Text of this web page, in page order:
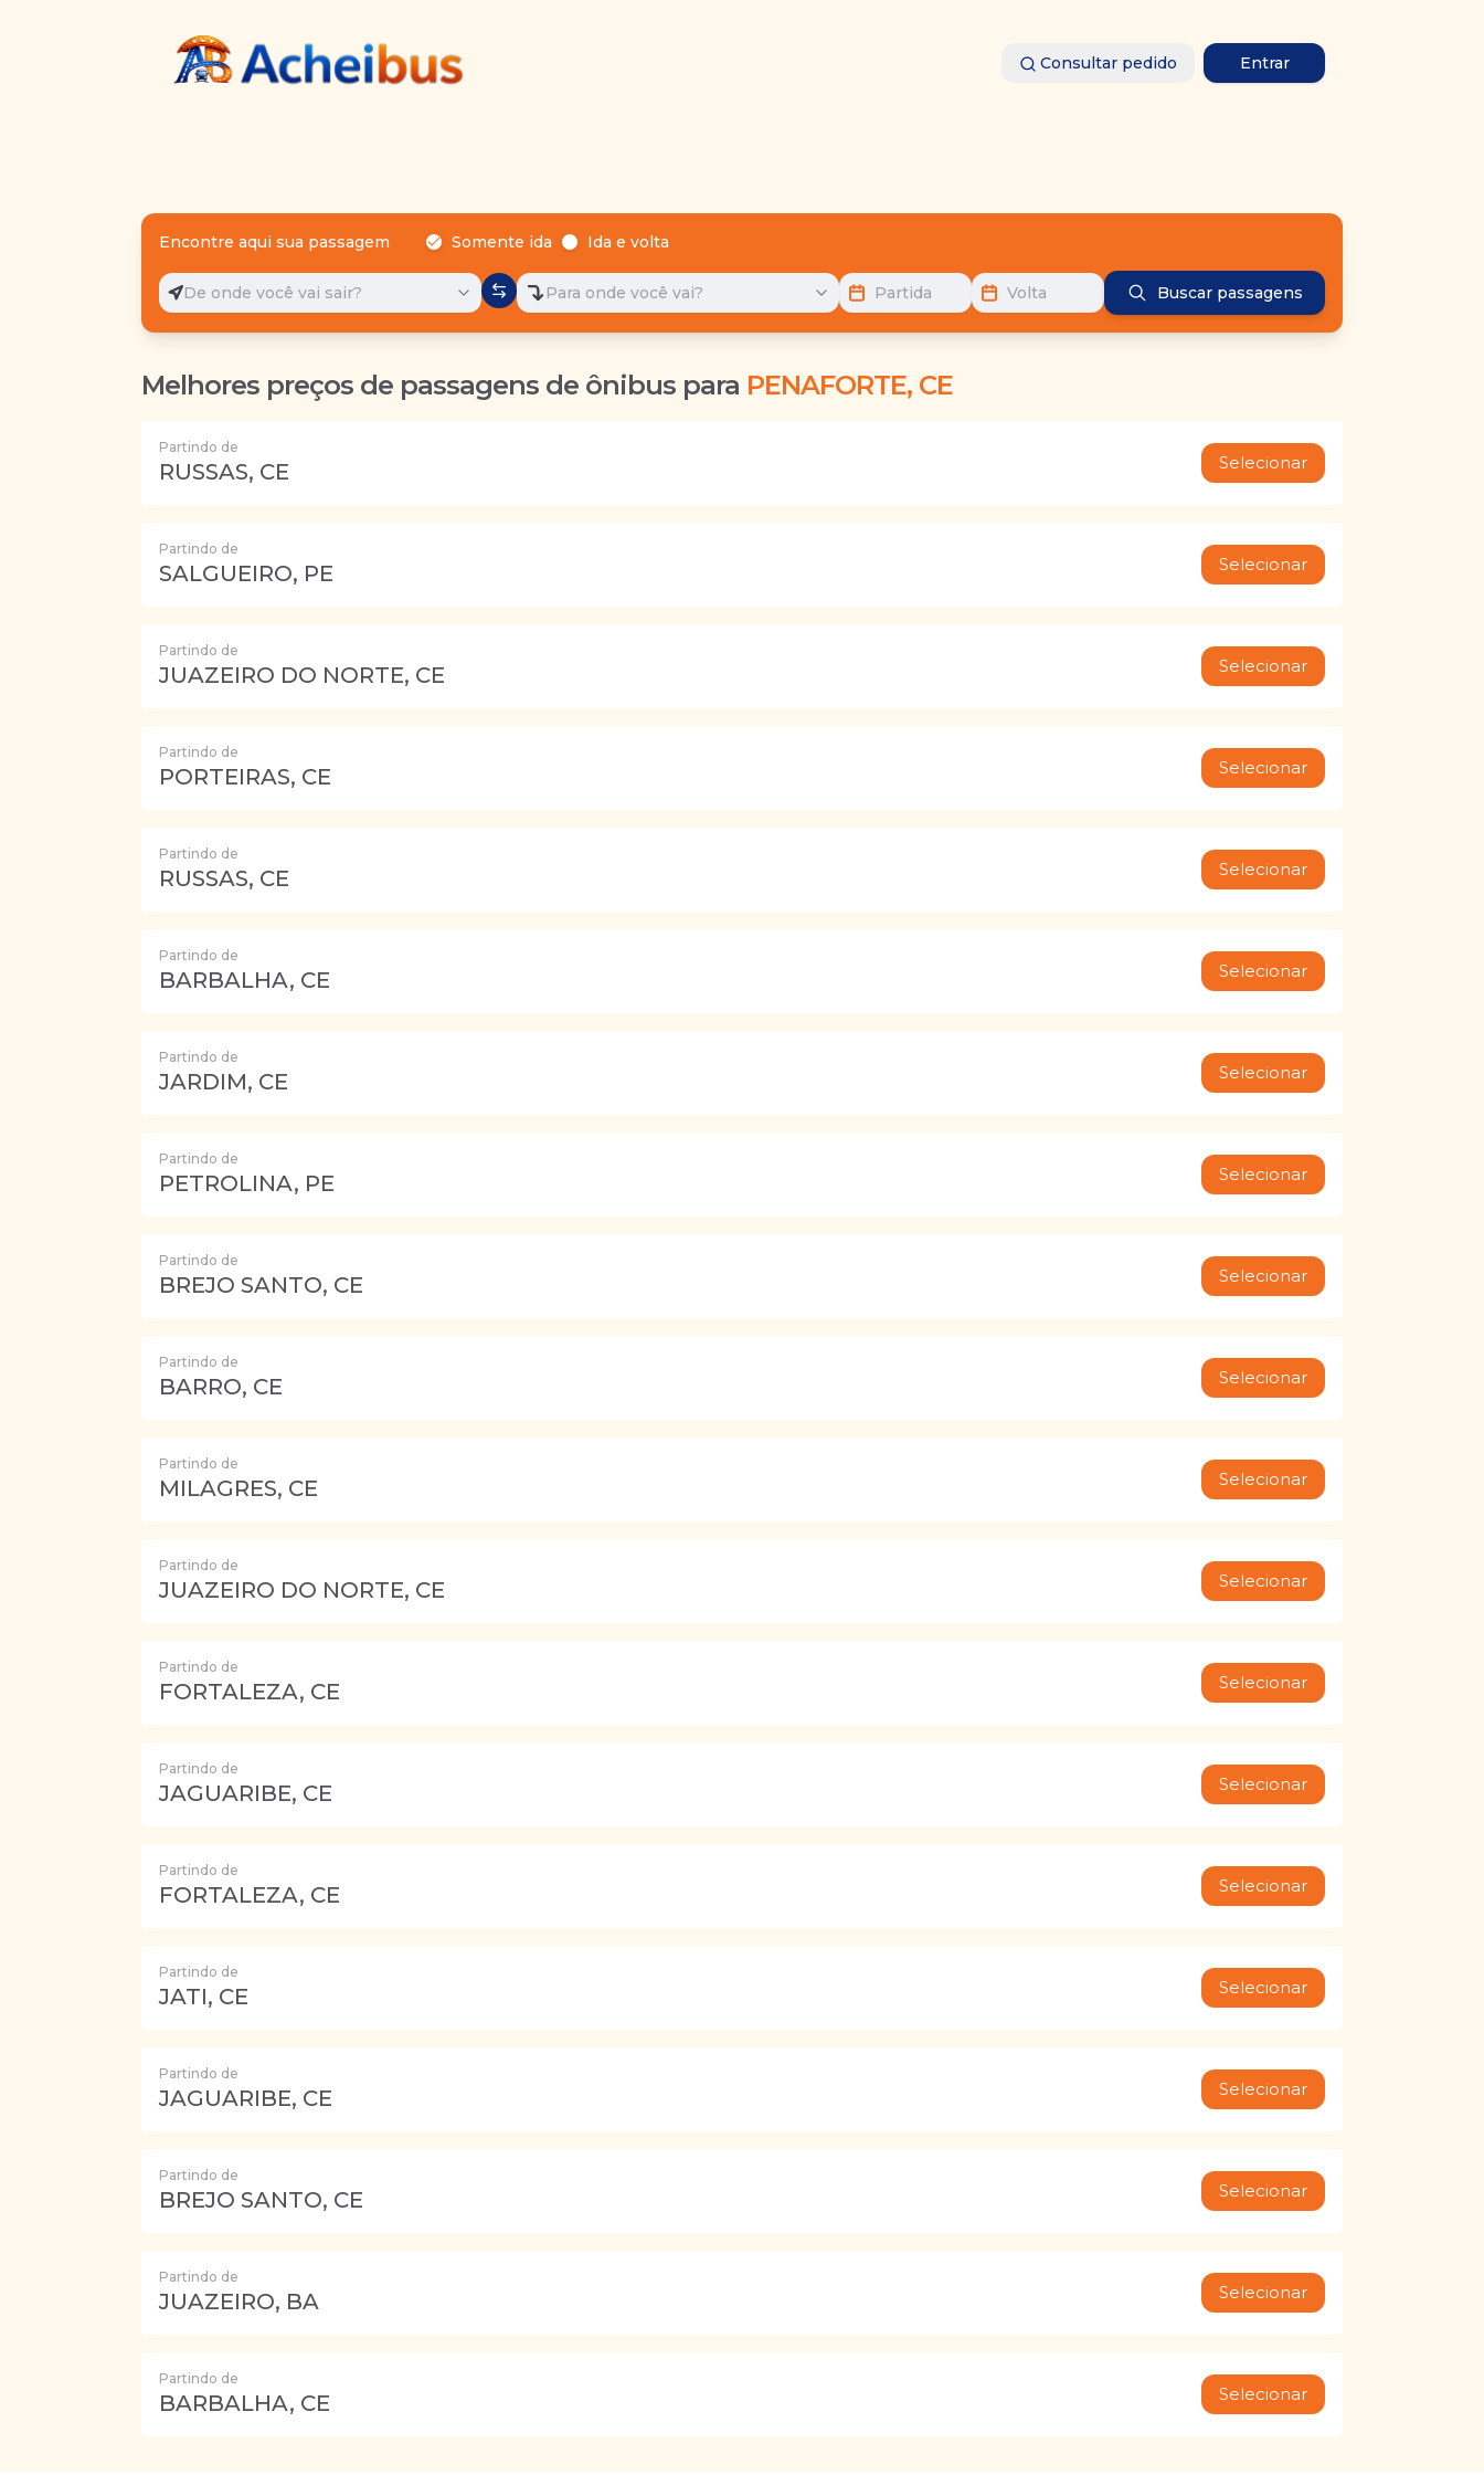
Consultar pedido Entrar
Encontre aqui sua passagem Somente ida Ida e volta
De onde você vai sair? Para onde você vai? Partida Volta Buscar passagens
Melhores preços de passagens de ônibus para PENAFORTE, CE
Partindo de
RUSSAS, CE Selecionar
Partindo de
SALGUEIRO, PE Selecionar
Partindo de
JUAZEIRO DO NORTE, CE Selecionar
Partindo de
PORTEIRAS, CE Selecionar
Partindo de
RUSSAS, CE Selecionar
Partindo de
BARBALHA, CE Selecionar
Partindo de
JARDIM, CE Selecionar
Partindo de
PETROLINA, PE Selecionar
Partindo de
BREJO SANTO, CE Selecionar
Partindo de
BARRO, CE Selecionar
Partindo de
MILAGRES, CE Selecionar
Partindo de
JUAZEIRO DO NORTE, CE Selecionar
Partindo de
FORTALEZA, CE Selecionar
Partindo de
JAGUARIBE, CE Selecionar
Partindo de
FORTALEZA, CE Selecionar
Partindo de
JATI, CE Selecionar
Partindo de
JAGUARIBE, CE Selecionar
Partindo de
BREJO SANTO, CE Selecionar
Partindo de
JUAZEIRO, BA Selecionar
Partindo de
BARBALHA, CE Selecionar